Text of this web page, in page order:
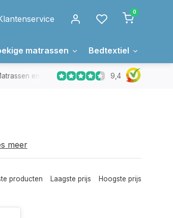
0
matrassen Bedtextiel
en Toppers In Nederland gemaakt
9,4
meer
producten Laagste prijs Hoogste prijs